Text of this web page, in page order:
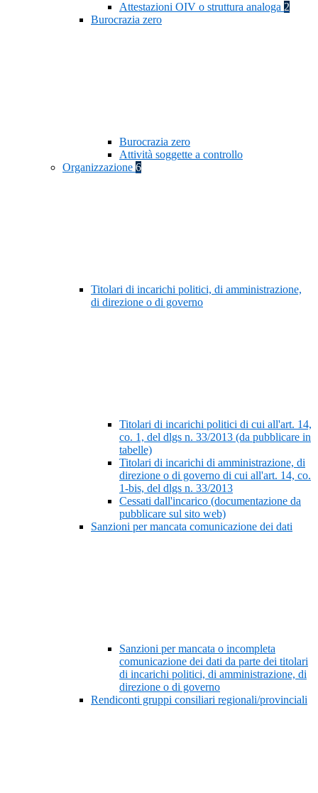
Attestazioni OIV o struttura analoga 2
Burocrazia zero
Burocrazia zero
Attività soggette a controllo
Organizzazione 6
Titolari di incarichi politici, di amministrazione,
di direzione o di governo
Titolari di incarichi politici di cui all'art. 14,
co. 1, del dlgs n. 33/2013 (da pubblicare in
tabelle)
Titolari di incarichi di amministrazione, di
direzione o di governo di cui all'art. 14, co.
1-bis, del dlgs n. 33/2013
Cessati dall'incarico (documentazione da
pubblicare sul sito web)
Sanzioni per mancata comunicazione dei dati
Sanzioni per mancata o incompleta
comunicazione dei dati da parte dei titolari
di incarichi politici, di amministrazione, di
direzione o di governo
Rendiconti gruppi consiliari regionali/provinciali